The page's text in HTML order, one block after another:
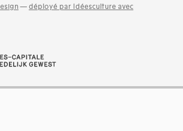
— déployé par Idéesculture avec